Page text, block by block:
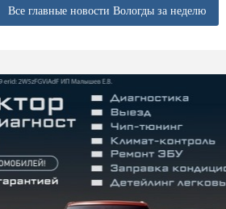
Все главные новости Вологды за неделю